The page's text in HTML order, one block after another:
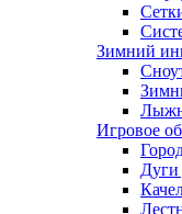
Зимний
Игровое
Дуги